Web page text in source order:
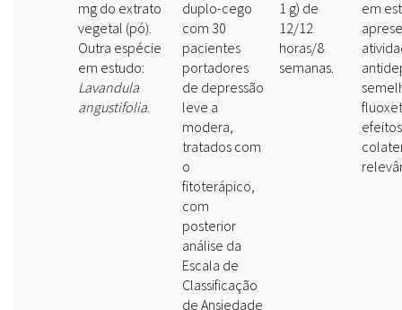
mg do extrato
vegetal (pó).
Outra espécie
em estudo:
Lavandula
angustifolia.
duplo-cego
com 30
pacientes
portadores
de depressão
leve a
modera,
tratados com
o
fitoterápico,
com
posterior
análise da
Escala de
Classificação
de Ansiedade
1 g) de
12/12
horas/8
semanas.
em
efeitos